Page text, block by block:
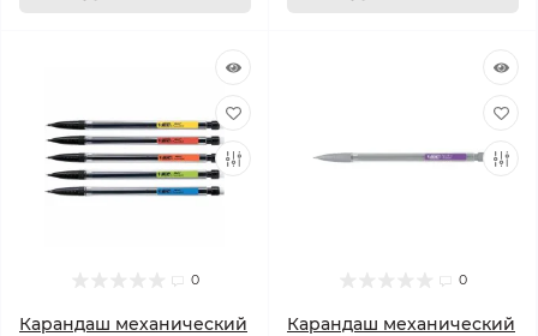
0
Карандаш механический
0
Карандаш механический